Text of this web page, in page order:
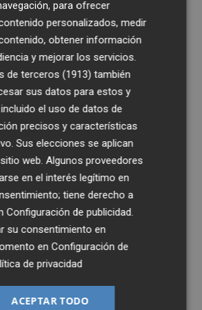
para ofrecer
personalizados, medir
obtener información
y mejorar los servicios.
de terceros (1913) también
sus datos para estos y
el uso de datos de
precisos y características
Sus elecciones se aplican
web. Algunos proveedores
en el interés legítimo en
tiene derecho a
Configuración de publicidad
su consentimiento en
enConfiguración de
de privacidad
ACEPTAR TODO